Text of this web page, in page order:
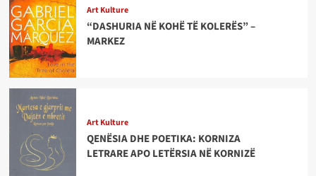
Art Kulture
“DASHURIA NË KOHË TË KOLERËS” –
MARKEZ
Art Kulture
QENËSIA DHE POETIKA: KORNIZA
LETRARE APO LETËRSIA NË KORNIZË